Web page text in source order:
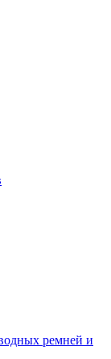
ремней и